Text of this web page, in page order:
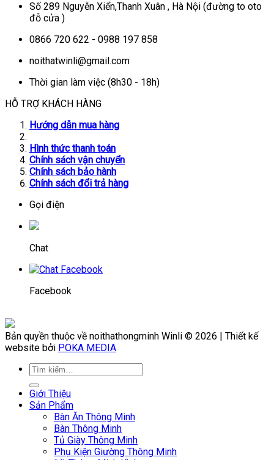
Số 289 Nguyễn Xiển,Thanh Xuân , Hà Nội (đường to oto
đỗ cửa )
0866 720 622 - 0988 197 858
noithatwinli@gmail.com
Thời gian làm việc (8h30 - 18h)
HỖ TRỢ KHÁCH HÀNG
Hướng dẫn mua hàng
Hình thức thanh toán
Chính sách vận chuyển
Chính sách bảo hành
Chính sách đổi trả hàng
Gọi điện
Chat
Facebook
Bản quyền thuộc về noithathongminh Winli © 2026 | Thiết kế
website bởi POKA MEDIA
Giới Thiệu
Sản Phẩm
Bàn Ăn Thông Minh
Bàn Thông Minh
Tủ Giày Thông Minh
Phụ Kiện Giường Thông Minh